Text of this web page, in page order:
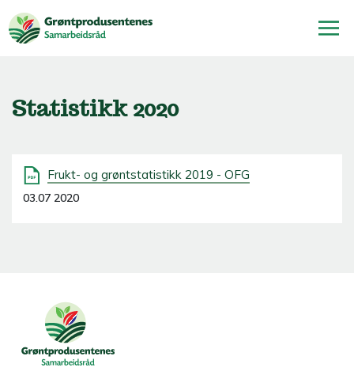
Statistikk 2020
Frukt- og grøntstatistikk 2019 - OFG
03.07 2020